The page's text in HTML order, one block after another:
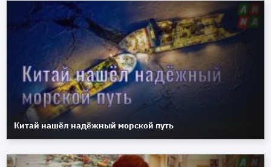
Китай нашёл надёжный морской путь